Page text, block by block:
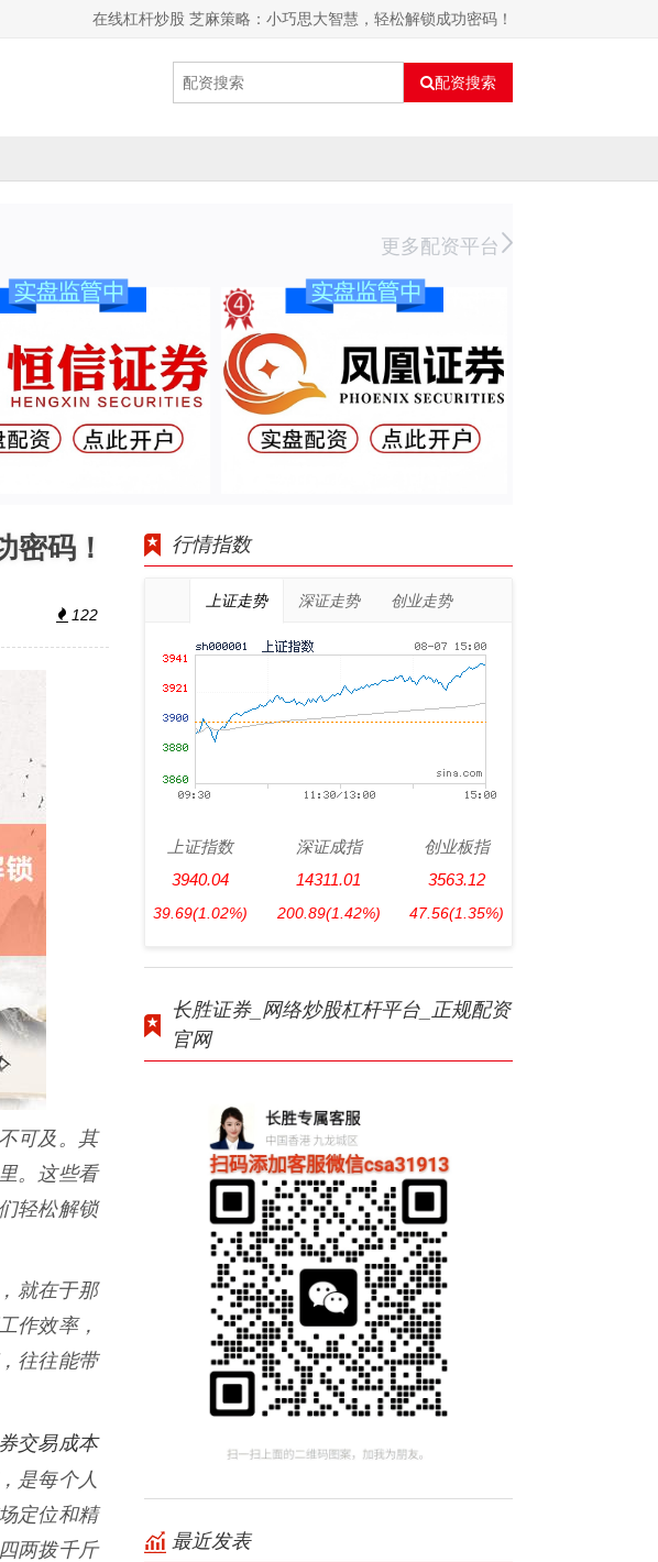
在线杠杆炒股 芝麻策略：小巧思大智慧，轻松解锁成功密码！
配资搜索
更多配资平台
密码！
122
可及。其
。这些看
轻松解锁
就在于那
作效率，
往往能带
交易成本
是每个人
定位和精
两拨千斤
行情指数
上证走势 深证走势 创业走势
上证指数
3940.04
39.69(1.02%)
深证成指
14311.01
200.89(1.42%)
创业板指
3563.12
47.56(1.35%)
长胜证券_网络炒股杠杆平台_正规配资
官网
最近发表